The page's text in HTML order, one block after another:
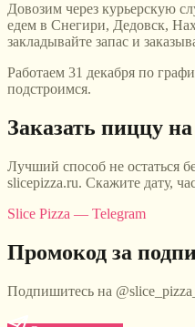
Довозим через курьерскую
едем в Снегири, Дедовск,
закладывайте запас и
Работаем 31 декабря по
подстроимся.
Заказать пиццу
Лучший способ не остаться
slicepizza.ru. Скажите дату,
Slice Pizza — Telegram
Промокод за
Подпишитесь на